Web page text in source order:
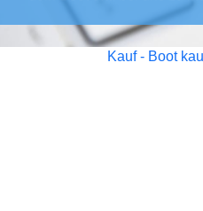
Kauf - Boot